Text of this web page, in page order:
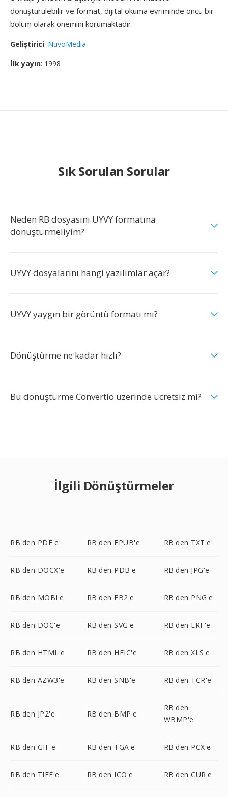
dönüştürülebilir ve format, dijital okuma evriminde öncü bir
bölüm olarak önemini korumaktadır.
Geliştirici: NuvoMedia
İlk yayın: 1998
Sık Sorulan Sorular
Neden RB dosyasını UYVY formatına
dönüştürmeliyim?
UYVY dosyalarını hangi yazılımlar açar?
UYVY yaygın bir görüntü formatı mı?
Dönüştürme ne kadar hızlı?
Bu dönüştürme Convertio üzerinde ücretsiz mi?
İlgili Dönüştürmeler
RB'den PDF'e RB'den EPUB'e RB'den TXT'e
RB'den DOCX'e RB'den PDB'e RB'den JPG'e
RB'den MOBI'e RB'den FB2'e RB'den PNG'e
RB'den DOC'e RB'den SVG'e RB'den LRF'e
RB'den HTML'e RB'den HEIC'e RB'den XLS'e
RB'den AZW3'e RB'den SNB'e RB'den TCR'e
RB'den JP2'e RB'den BMP'e
RB'den
WBMP'e
RB'den GIF'e RB'den TGA'e RB'den PCX'e
RB'den TIFF'e RB'den ICO'e RB'den CUR'e